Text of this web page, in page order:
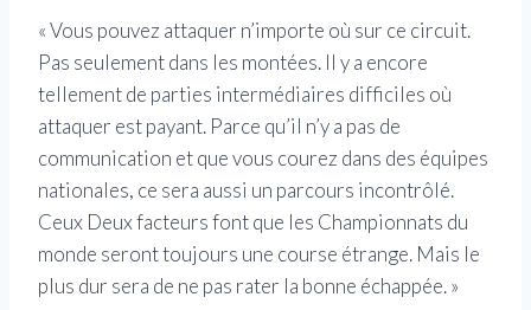
« Vous pouvez attaquer n’importe où sur ce circuit.
Pas seulement dans les montées. Il y a encore
tellement de parties intermédiaires difficiles où
attaquer est payant. Parce qu’il n’y a pas de
communication et que vous courez dans des équipes
nationales, ce sera aussi un parcours incontrôlé.
Ceux Deux facteurs font que les Championnats du
monde seront toujours une course étrange. Mais le
plus dur sera de ne pas rater la bonne échappée. »